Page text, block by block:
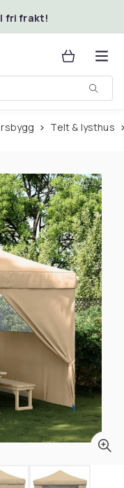
fri frakt!
Telt & lysthus